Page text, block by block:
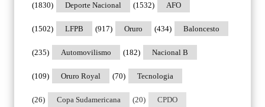
Deporte Nacional
(1830) AFO
(1532)
LFPB
(1502) Oruro
(917) Baloncesto
(434)
Automovilismo
(235) Nacional B
(182)
Oruro Royal
(109) Tecnologia
(70)
Copa Sudamericana
(26) CPDO
(20)